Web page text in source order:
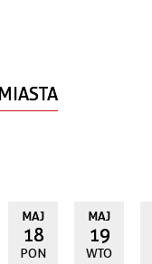
MAJ
18
PON
MAJ
19
WTO